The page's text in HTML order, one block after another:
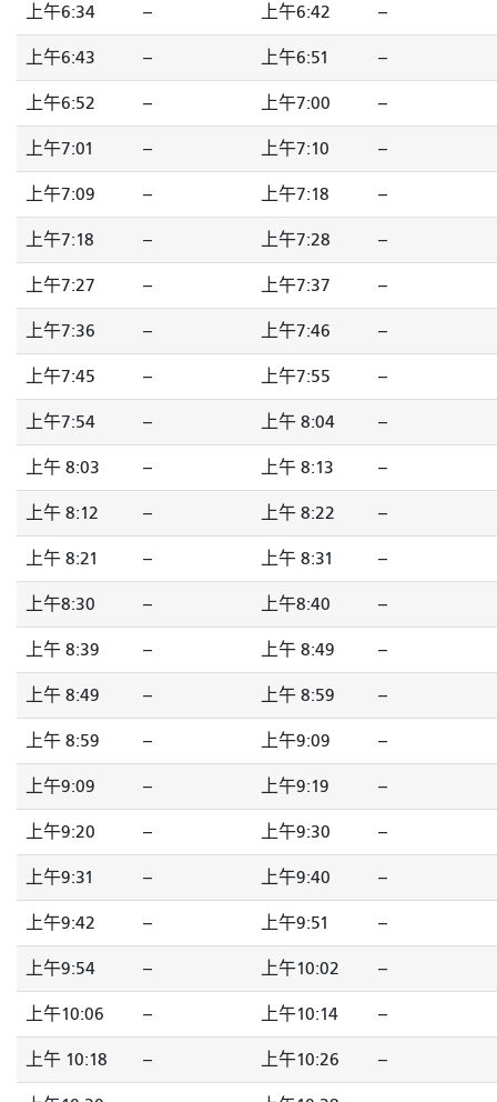
上午6:34 -- 上午6:42 --
上午6:43 -- 上午6:51 --
上午6:52 -- 上午7:00 --
上午7:01 -- 上午7:10 --
上午7:09 -- 上午7:18 --
上午7:18 -- 上午7:28 --
上午7:27 -- 上午7:37 --
上午7:36 -- 上午7:46 --
上午7:45 -- 上午7:55 --
上午7:54 -- 上午 8:04 --
上午 8:03 -- 上午 8:13 --
上午 8:12 -- 上午 8:22 --
上午 8:21 -- 上午 8:31 --
上午8:30 -- 上午8:40 --
上午 8:39 -- 上午 8:49 --
上午 8:49 -- 上午 8:59 --
上午 8:59 -- 上午9:09 --
上午9:09 -- 上午9:19 --
上午9:20 -- 上午9:30 --
上午9:31 -- 上午9:40 --
上午9:42 -- 上午9:51 --
上午9:54 -- 上午10:02 --
上午10:06 -- 上午10:14 --
上午 10:18 -- 上午10:26 --